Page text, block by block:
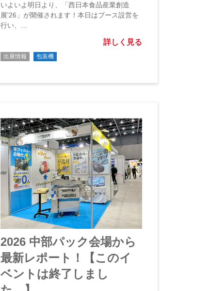
いよいよ明日より、「西日本食品産業創造
展'26」が開催されます！本日はブース設営を
行い、…
詳しく見る
出展情報 包装機
2026 中部パック会場から
最新レポート！【このイ
ベントは終了しまし